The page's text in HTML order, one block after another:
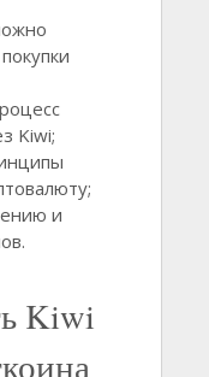
Kiwi;
и
Kiwi